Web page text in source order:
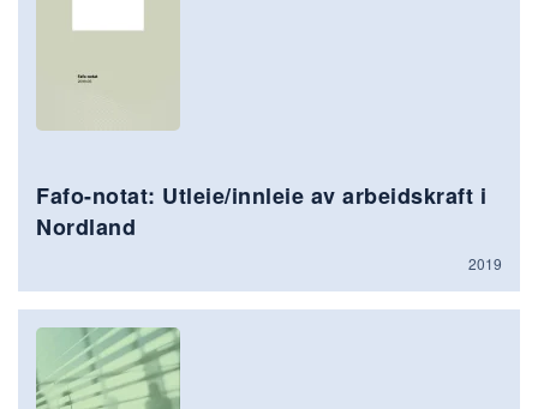
Fafo-notat: Utleie/innleie av arbeidskraft i
Nordland
2019